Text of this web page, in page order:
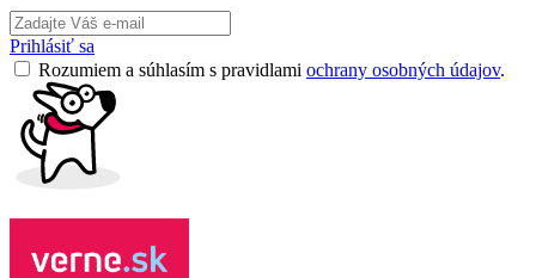
Prihlásiť sa
Rozumiem a súhlasím s pravidlami ochrany osobných údajov.